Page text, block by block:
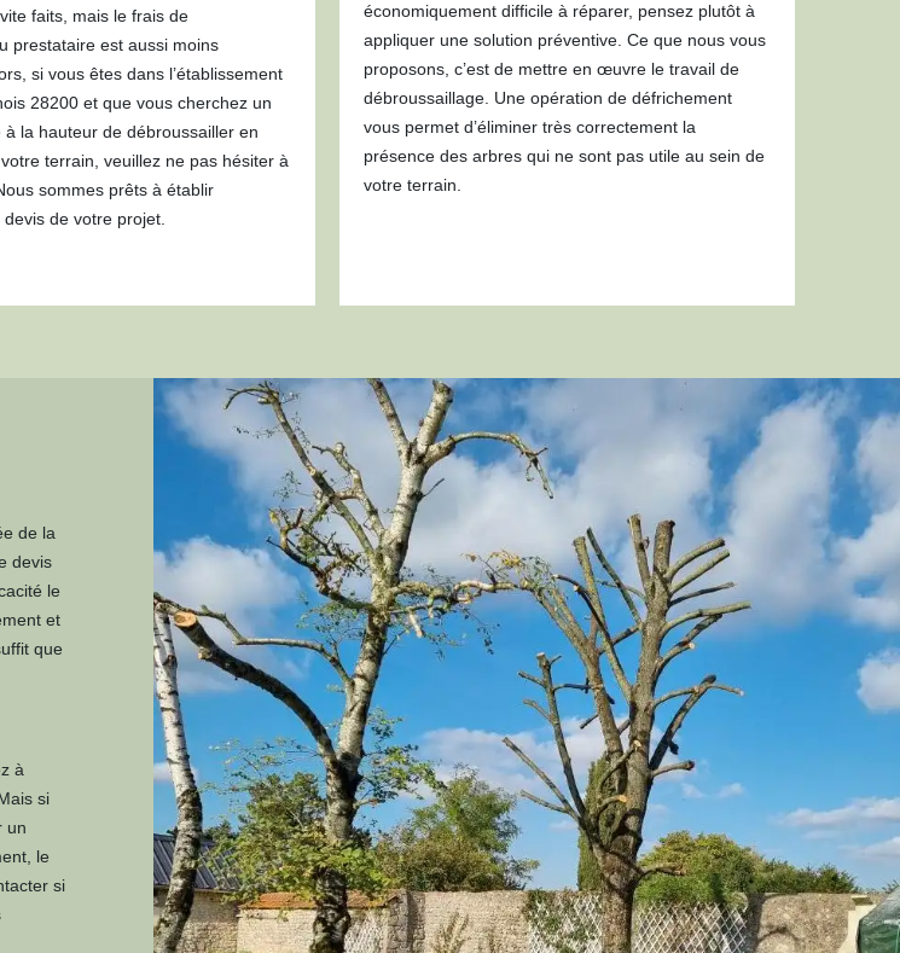
faits, mais le frais de
prestataire est aussi moins
si vous êtes dans l’établissement
28200 et que vous cherchez un
à la hauteur de débroussailler en
terrain, veuillez ne pas hésiter à
sommes prêts à établir
de votre projet.
économiquement difficile à réparer, pensez plutôt à
appliquer une solution préventive. Ce que nous vous
proposons, c’est de mettre en œuvre le travail de
débroussaillage. Une opération de défrichement
vous permet d’éliminer très correctement la
présence des arbres qui ne sont pas utile au sein de
votre terrain.
de la
devis
le
et
que
à
si
un
le
si